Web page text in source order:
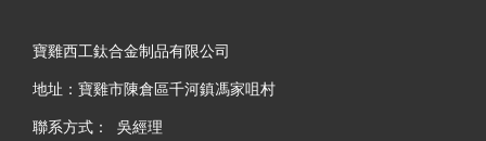
寶雞西工鈦合金制品有限公司
地址：寶雞市陳倉區千河鎮馮家咀村
聯系方式： 吳經理